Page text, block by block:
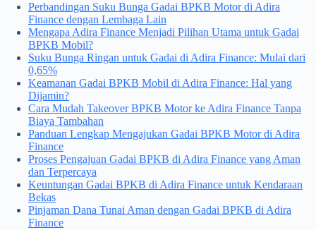
Perbandingan Suku Bunga Gadai BPKB Motor di Adira
Finance dengan Lembaga Lain
Mengapa Adira Finance Menjadi Pilihan Utama untuk Gadai
BPKB Mobil?
Suku Bunga Ringan untuk Gadai di Adira Finance: Mulai dari
0,65%
Keamanan Gadai BPKB Mobil di Adira Finance: Hal yang
Dijamin?
Cara Mudah Takeover BPKB Motor ke Adira Finance Tanpa
Biaya Tambahan
Panduan Lengkap Mengajukan Gadai BPKB Motor di Adira
Finance
Proses Pengajuan Gadai BPKB di Adira Finance yang Aman
dan Terpercaya
Keuntungan Gadai BPKB di Adira Finance untuk Kendaraan
Bekas
Pinjaman Dana Tunai Aman dengan Gadai BPKB di Adira
Finance